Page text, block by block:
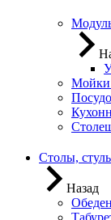
Мойки
Столы,
Назад